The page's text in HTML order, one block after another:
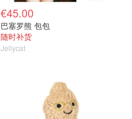
€45.00
巴塞罗熊 包包
随时补货
Jellycat